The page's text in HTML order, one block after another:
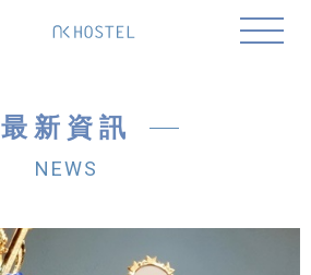
最新資訊
NEWS